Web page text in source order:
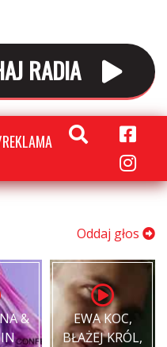
RADIA
Oddaj głos
&
EWA KOC,
BŁAŻEJ KRÓL,